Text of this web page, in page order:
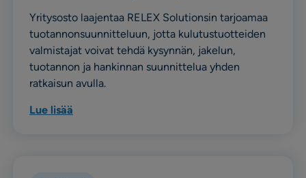
Yritysosto laajentaa RELEX Solutionsin tarjoamaa
tuotannonsuunnitteluun, jotta kulutustuotteiden
valmistajat voivat tehdä kysynnän, jakelun,
tuotannon ja hankinnan suunnittelua yhden
ratkaisun avulla.
Lue lisää